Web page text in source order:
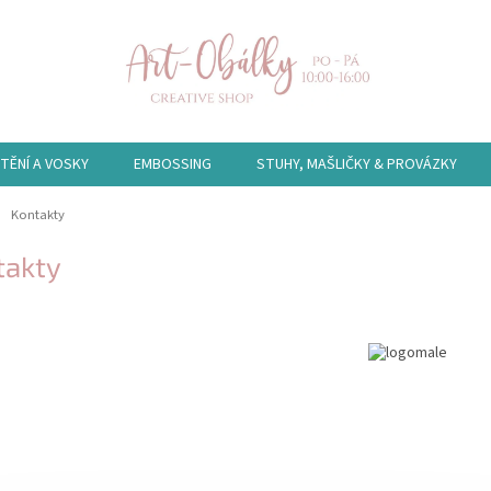
A VOSKY EMBOSSING STUHY, MAŠLIČKY & PROVÁZKY
Kontakty